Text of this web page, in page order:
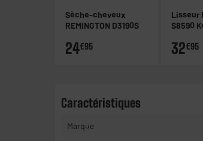
Sèche-cheveux
REMINGTON D3190S
24€95
Lisseur
S8590
32€95
Caractéristiques
Marque